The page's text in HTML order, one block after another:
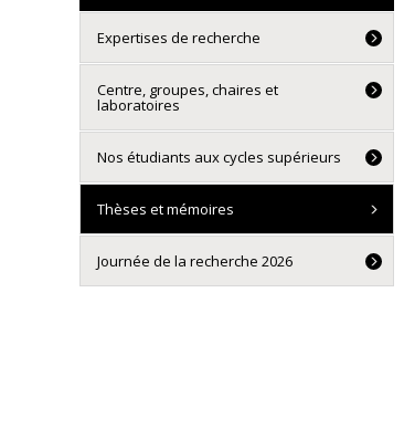
Expertises de recherche
Centre, groupes, chaires et
laboratoires
Nos étudiants aux cycles supérieurs
Thèses et mémoires
Journée de la recherche 2026